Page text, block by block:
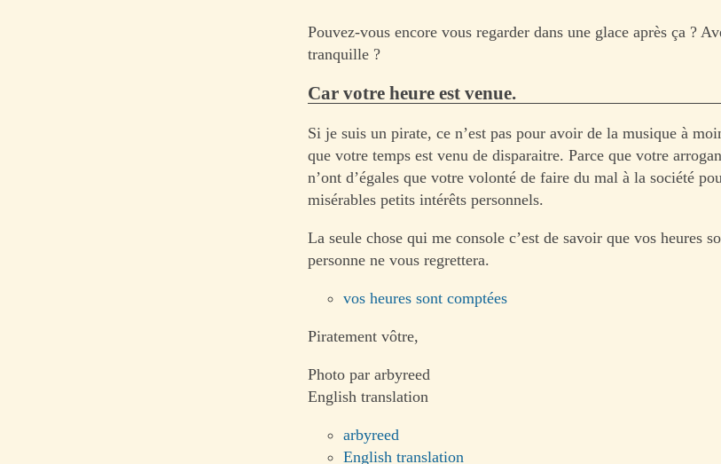
Pouvez-vous encore vous regarder dans une glace après ça ?
tranquille ?
Car votre heure est venue.
Si je suis un pirate, ce n’est pas pour avoir de la musique à
que votre temps est venu de disparaitre. Parce que votre
n’ont d’égales que votre volonté de faire du mal à la société
misérables petits intérêts personnels.
La seule chose qui me console c’est de savoir que vos heures
personne ne vous regrettera.
vos heures sont comptées
Piratement vôtre,
Photo par arbyreed
English translation
arbyreed
English translation